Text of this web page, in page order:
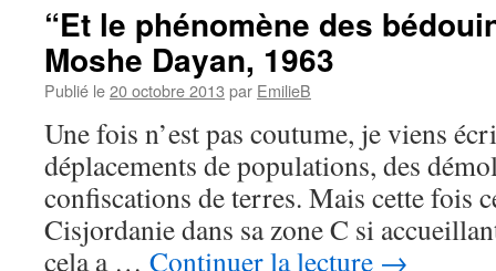
“Et le phénomène des
Moshe Dayan, 1963
Publié le20 octobre 2013 par EmilieB
Une fois n’est pas coutume, je viens
déplacements de populations, des
confiscations de terres. Mais cette fois
Cisjordanie dans sa zone C si
cela a … Continuer la lecture →